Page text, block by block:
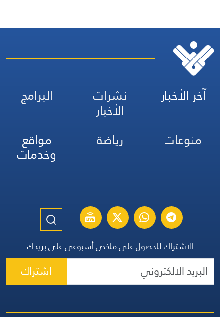
آخر الأخبار نشرات
الأخبار
البرامج
منوعات
رياضة مواقع
وخدمات
الاشتراك للحصول على ملخص أسبوعي على بريدك
اشتراك